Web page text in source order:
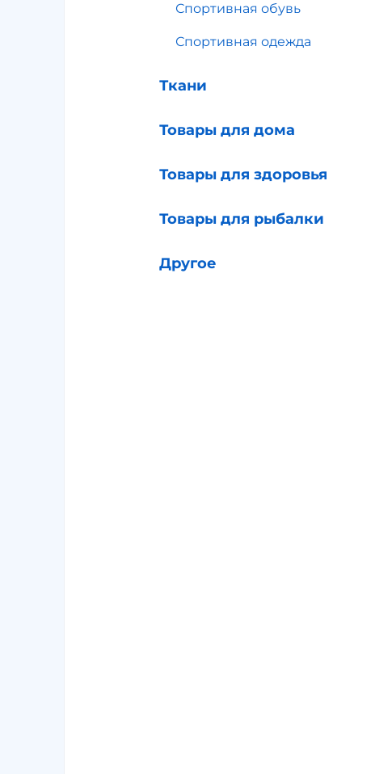
Спортивная обувь
Спортивная одежда
Ткани
Товары для дома
Товары для здоровья
Товары для рыбалки
Другое